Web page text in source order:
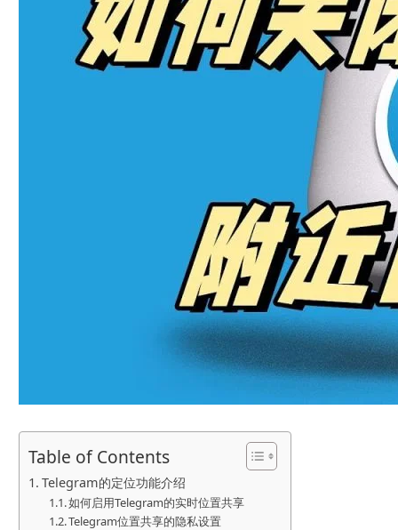
Table of Contents
Telegram的定位功能介绍
如何启用Telegram的实时位置共享
Telegram位置共享的隐私设置